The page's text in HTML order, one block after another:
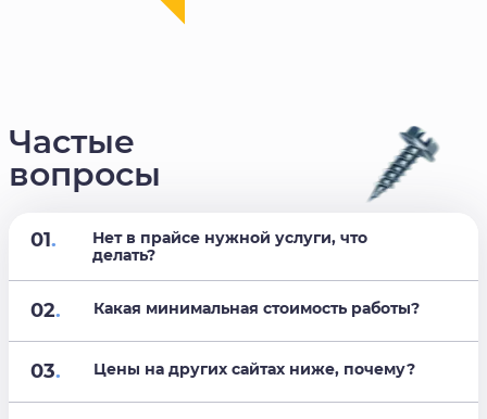
Частые
вопросы
01.
Нет в прайсе нужной услуги, что
делать?
02. Какая минимальная стоимость работы?
03. Цены на других сайтах ниже, почему?